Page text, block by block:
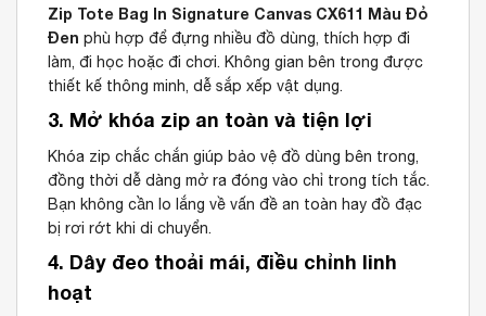
Zip Tote Bag In Signature Canvas CX611 Màu Đỏ
Đen phù hợp để đựng nhiều đồ dùng, thích hợp đi
làm, đi học hoặc đi chơi. Không gian bên trong được
thiết kế thông minh, dễ sắp xếp vật dụng.
3. Mở khóa zip an toàn và tiện lợi
Khóa zip chắc chắn giúp bảo vệ đồ dùng bên trong,
đồng thời dễ dàng mở ra đóng vào chỉ trong tích tắc.
Bạn không cần lo lắng về vấn đề an toàn hay đồ đạc
bị rơi rớt khi di chuyển.
4. Dây đeo thoải mái, điều chỉnh linh
hoạt